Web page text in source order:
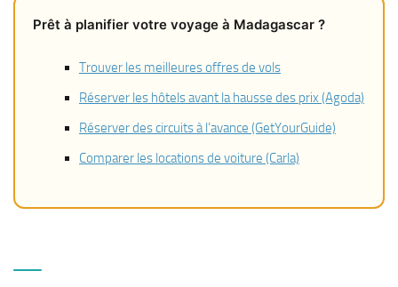
Prêt à planifier votre voyage à Madagascar ?
Trouver les meilleures offres de vols
Réserver les hôtels avant la hausse des prix (Agoda)
Réserver des circuits à l’avance (GetYourGuide)
Comparer les locations de voiture (Carla)